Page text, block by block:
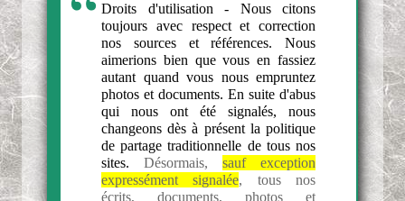
Droits d'utilisation - Nous citons
toujours avec respect et correction
nos sources et références. Nous
aimerions bien que vous en fassiez
autant quand vous nous empruntez
photos et documents. En suite d'abus
qui nous ont été signalés, nous
changeons dès à présent la politique
de partage traditionnelle de tous nos
sites. Désormais, sauf exception
expressément signalée, tous nos
écrits, documents, photos et